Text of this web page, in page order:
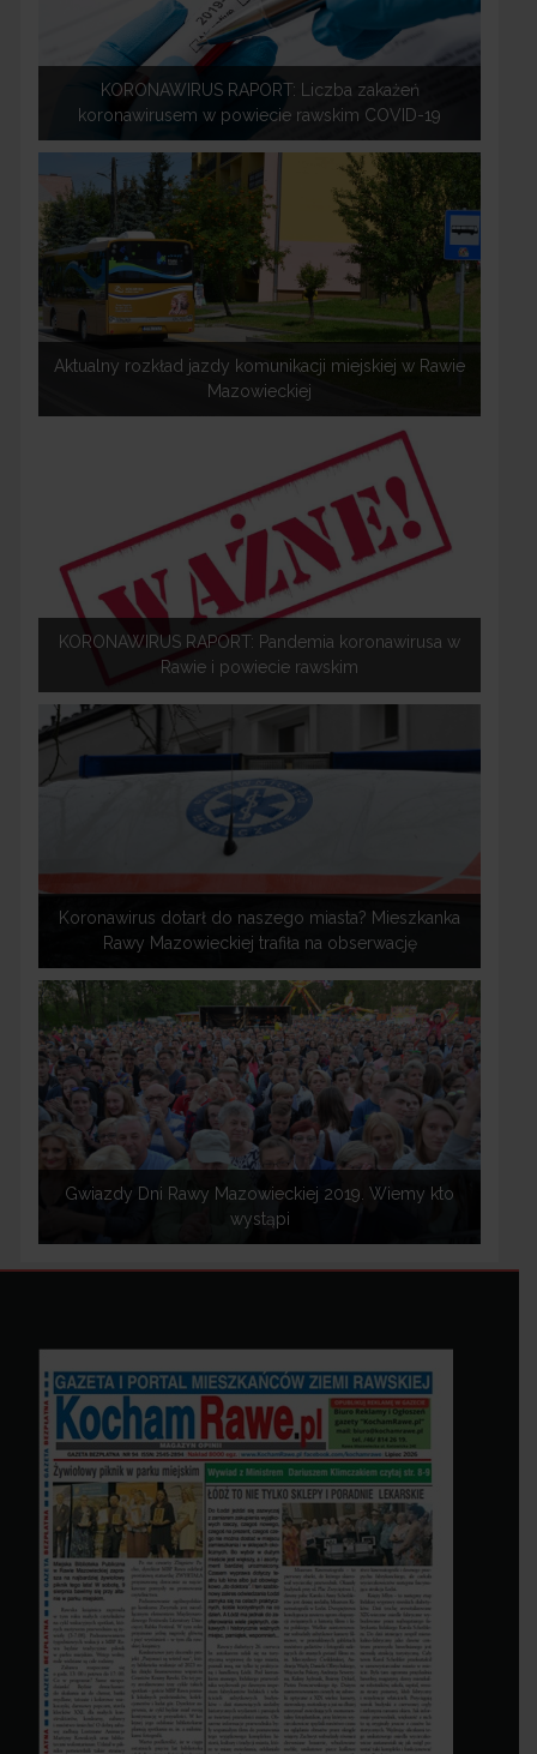
KORONAWIRUS RAPORT: Liczba zakażeń
koronawirusem w powiecie rawskim COVID-19
Aktualny rozkład jazdy komunikacji miejskiej w Rawie
Mazowieckiej
KORONAWIRUS RAPORT: Pandemia koronawirusa w
Rawie i powiecie rawskim
Koronawirus dotarł do naszego miasta? Mieszkanka
Rawy Mazowieckiej trafiła na obserwację
Gwiazdy Dni Rawy Mazowieckiej 2019. Wiemy kto
wystąpi